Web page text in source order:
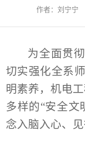
作者：刘宁宁
为全面贯
切实强化全系
明素养，机电
多样的“安全文
念入脑入心、见